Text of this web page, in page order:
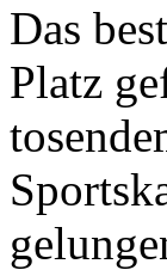
Das
Platz